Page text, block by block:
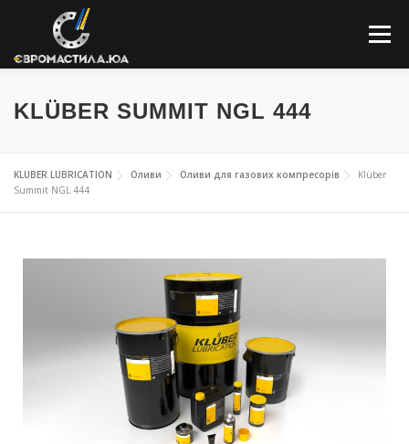
Меню
ПРО КОМПАНІЮ МАСТИЛЬНІ МАТЕРІАЛИ
ЗАСТОСОВУННЯ НОВИНИ КОНТАКТИ
KLÜBER SUMMIT NGL 444
KLUBER LUBRICATION Оливи Оливи для газових компресорів
Klüber
Summit NGL 444